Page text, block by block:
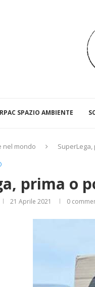
SPAZIO AMBIENTE
nel mondo
prima o
21 Aprile 2021 0